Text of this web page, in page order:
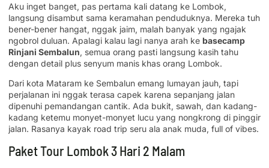
Aku inget banget, pas pertama kali datang ke Lombok,
langsung disambut sama keramahan penduduknya. Mereka tuh
bener-bener hangat, nggak jaim, malah banyak yang ngajak
ngobrol duluan. Apalagi kalau lagi nanya arah ke basecamp
Rinjani Sembalun, semua orang pasti langsung kasih tahu
dengan detail plus senyum manis khas orang Lombok.
Dari kota Mataram ke Sembalun emang lumayan jauh, tapi
perjalanan ini nggak terasa capek karena sepanjang jalan
dipenuhi pemandangan cantik. Ada bukit, sawah, dan kadang-
kadang ketemu monyet-monyet lucu yang nongkrong di pinggir
jalan. Rasanya kayak road trip seru ala anak muda, full of vibes.
Paket Tour Lombok 3 Hari 2 Malam